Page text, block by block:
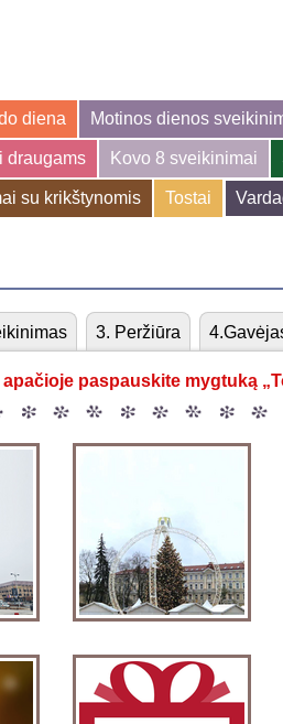
diena Motinos dienos
draugams Kovo 8 sveikinimai
su krikštynomis Tostai
3. Peržiūra 4
paspauskite mygtuką